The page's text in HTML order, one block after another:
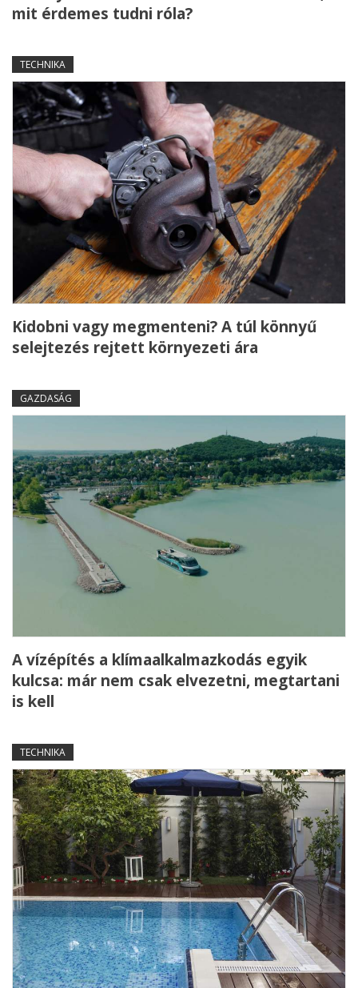
mit érdemes tudni róla?
TECHNIKA
Kidobni vagy megmenteni? A túl könnyű
selejtezés rejtett környezeti ára
GAZDASÁG
A vízépítés a klímaalkalmazkodás egyik
kulcsa: már nem csak elvezetni, megtartani
is kell
TECHNIKA